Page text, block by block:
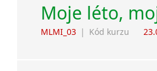
Moje léto,
MLMI_03 | Kód kurzu